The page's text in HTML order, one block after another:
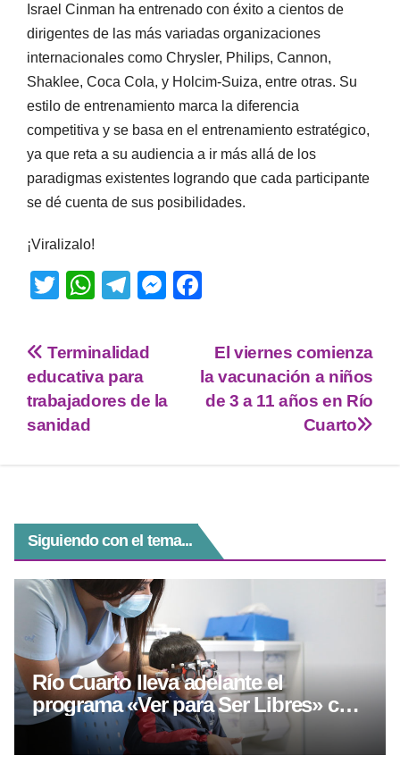
Israel Cinman ha entrenado con éxito a cientos de
dirigentes de las más variadas organizaciones
internacionales como Chrysler, Philips, Cannon,
Shaklee, Coca Cola, y Holcim-Suiza, entre otras. Su
estilo de entrenamiento marca la diferencia
competitiva y se basa en el entrenamiento estratégico,
ya que reta a su audiencia a ir más allá de los
paradigmas existentes logrando que cada participante
se dé cuenta de sus posibilidades.
¡Viralizalo!
T
tt
er
W
at
s
A
T
e
gr
a
M
n
c
e
b
El viernes comienza
la vacunación a niños
de 3 a 11 años en Río
Cuarto
Terminalidad
educativa para
trabajadores de la
sanidad
Siguiendo con el tema...
Río Cuarto lleva adelante el
programa «Ver para Ser Libres» con
controles oftalmológicos y entrega
gratuita de lentes